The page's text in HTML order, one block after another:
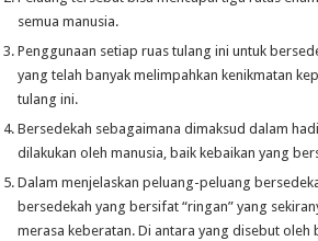
semua manusia.
Penggunaan setiap ruas tulang ini untuk
yang telah banyak melimpahkan kenikmatan
tulang ini.
Bersedekah sebagaimana dimaksud dalam
dilakukan oleh manusia, baik kebaikan yang
Dalam menjelaskan peluang-peluang
bersedekah yang bersifat “ringan” yang
merasa keberatan. Di antara yang disebut oleh